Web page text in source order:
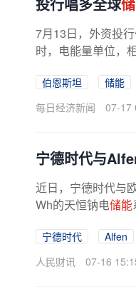
7月13日，外资投
时，电能量单位，
伯恩斯坦 储能
每日经济新闻
07-17
宁德时代与
近日，宁德时代与
Wh的天恒钠电储能
宁德时代 Alfen
人民财讯
07-16